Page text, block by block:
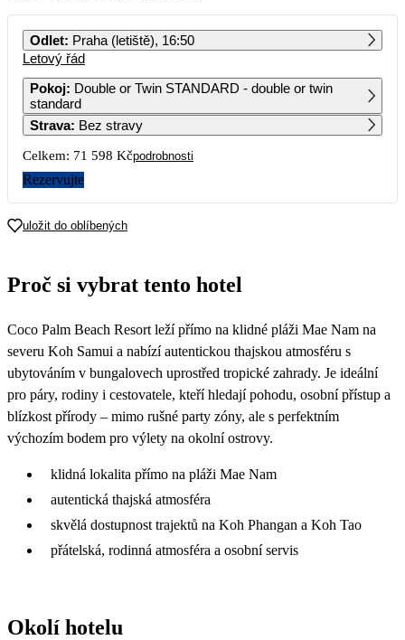
PO ÚT ST ČT PÁ SO NE
33 499 36 279 46 649
5
33 589
6
35 799
7 8 9 10 11
12
33 589
13 14
19
42 749
20 21 22 23 24 25
Odlet: Praha (letiště), 16:50
Letový řád
Pokoj: Double or Twin STANDARD - double or twin
standard
Strava: Bez stravy
Celkem: 71 598 Kčpodrobnosti
Rezervujte
uložit do oblíbených
Proč si vybrat tento hotel
Coco Palm Beach Resort leží přímo na klidné pláži Mae Nam na
severu Koh Samui a nabízí autentickou thajskou atmosféru s
ubytováním v bungalovech uprostřed tropické zahrady. Je ideální
pro páry, rodiny i cestovatele, kteří hledají pohodu, osobní přístup a
blízkost přírody – mimo rušné party zóny, ale s perfektním
výchozím bodem pro výlety na okolní ostrovy.
klidná lokalita přímo na pláži Mae Nam
autentická thajská atmosféra
skvělá dostupnost trajektů na Koh Phangan a Koh Tao
přátelská, rodinná atmosféra a osobní servis
Okolí hotelu